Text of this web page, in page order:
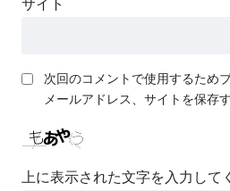
サイト
次回のコメントで使用するため
メールアドレス、サイトを保存す
上に表示された文字を入力して